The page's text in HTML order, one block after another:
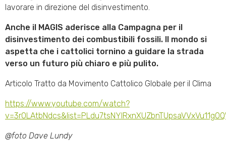
lavorare in direzione del disinvestimento.
Anche il MAGIS aderisce alla Campagna per il
disinvestimento dei combustibili fossili. Il mondo si
aspetta che i cattolici tornino a guidare la strada
verso un futuro più chiaro e più pulito.
Articolo Tratto da Movimento Cattolico Globale per il Clima
https://www.youtube.com/watch?
@foto Dave Lundy